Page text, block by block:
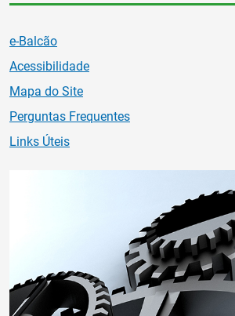
e-Balcão
Acessibilidade
Mapa do Site
Perguntas Frequentes
Links Úteis